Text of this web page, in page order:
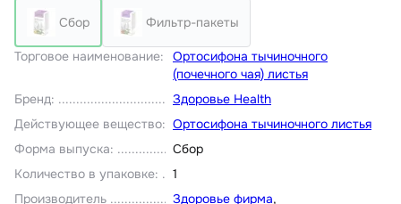
Торговое наименование:
Ортосифона тычиночного
(почечного чая) листья
Бренд:
Здоровье Health
Действующее вещество: Ортосифона тычиночного листья
Форма выпуска:
Сбор
Количество в упаковке:
1
Производитель
Здоровье фирма,
Сбор Фильтр-пакеты